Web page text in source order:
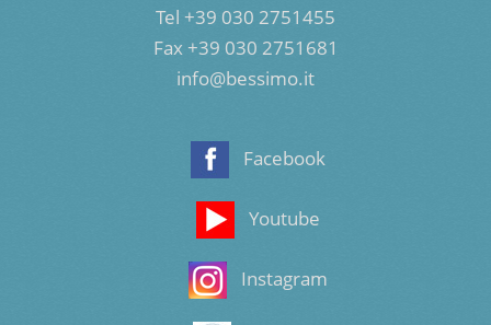
Tel +39 030 2751455
Fax +39 030 2751681
info@bessimo.it
Facebook
Youtube
Instagram